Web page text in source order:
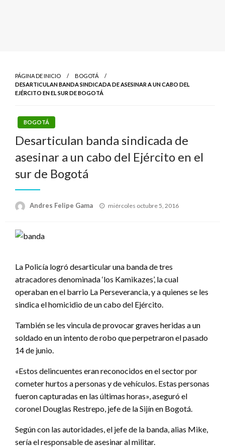
PÁGINA DE INICIO
BOGOTÁ
DESARTICULAN BANDA SINDICADA DE ASESINAR A UN CABO DEL
EJÉRCITO EN EL SUR DE BOGOTÁ
BOGOTÁ
Desarticulan banda sindicada de
asesinar a un cabo del Ejército en el
sur de Bogotá
Andres Felipe Gama
Publicado
miércoles octubre 5, 2016
La Policía logró desarticular una banda de tres
atracadores denominada ‘los Kamikazes’, la cual
operaban en el barrio La Perseverancia, y a quienes se les
sindica el homicidio de un cabo del Ejército.
También se les vincula de provocar graves heridas a un
soldado en un intento de robo que perpetraron el pasado
14 de junio.
«Estos delincuentes eran reconocidos en el sector por
cometer hurtos a personas y de vehículos. Estas personas
fueron capturadas en las últimas horas», aseguró el
coronel Douglas Restrepo, jefe de la Sijín en Bogotá.
Según con las autoridades, el jefe de la banda, alias Mike,
sería el responsable de asesinar al militar.